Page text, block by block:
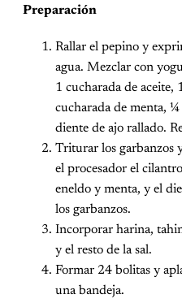
Preparación
Rallar el pepino y
agua. Mezclar con
1 cucharada de aceite,
cucharada de menta,
diente de ajo rallado.
Triturar los garbanzos
el procesador el
eneldo y menta, y el
los garbanzos.
Incorporar harina,
y el resto de la sal.
Formar 24 bolitas y
una bandeja.